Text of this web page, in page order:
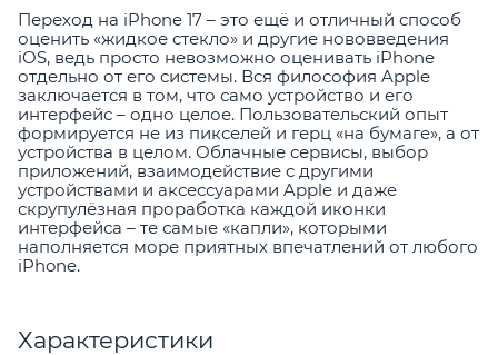
Переход на iPhone 17 – это ещё и отличный способ
оценить «жидкое стекло» и другие нововведения
iOS, ведь просто невозможно оценивать iPhone
отдельно от его системы. Вся философия Apple
заключается в том, что само устройство и его
интерфейс – одно целое. Пользовательский опыт
формируется не из пикселей и герц «на бумаге», а от
устройства в целом. Облачные сервисы, выбор
приложений, взаимодействие с другими
устройствами и аксессуарами Apple и даже
скрупулёзная проработка каждой иконки
интерфейса – те самые «капли», которыми
наполняется море приятных впечатлений от любого
iPhone.
Характеристики